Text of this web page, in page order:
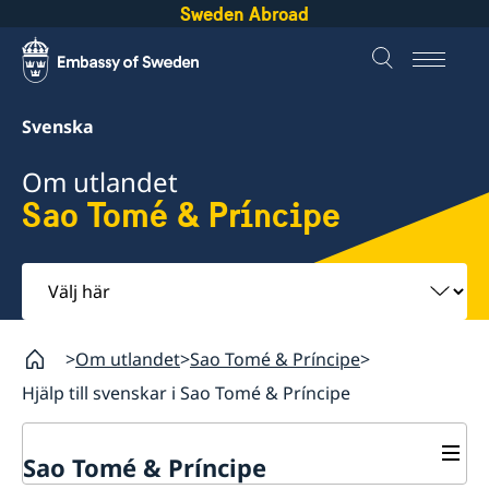
Sweden Abroad
Svenska
Om utlandet
Sao Tomé & Príncipe
Välj
här
Om utlandet Sao Tomé & Príncipe
Hjälp till svenskar i Sao Tomé & Príncipe
Sao Tomé & Príncipe